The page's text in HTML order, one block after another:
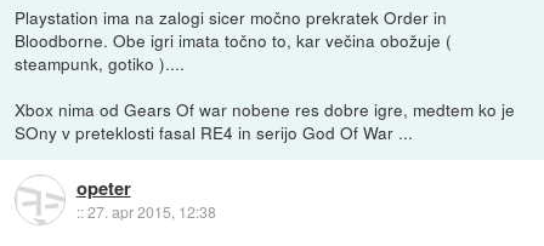
Playstation ima na zalogi sicer močno prekratek Order in
Bloodborne. Obe igri imata točno to, kar večina obožuje (
steampunk, gotiko )....
Xbox nima od Gears Of war nobene res dobre igre, medtem ko je
SOny v preteklosti fasal RE4 in serijo God Of War ...
opeter
::27. apr 2015, 12:38